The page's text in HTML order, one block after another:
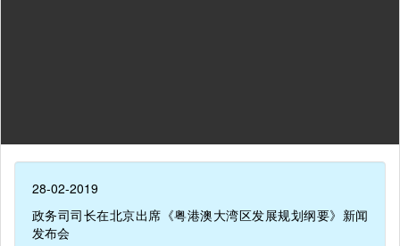
28-02-2019
政务司司长在北京出席《粤港澳大湾区发展规划纲要》新闻
发布会